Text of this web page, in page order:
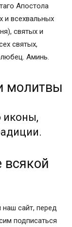
Апостола
и всехвальных
святых и
святых,
Аминь.
молитвы
иконы,
всякой
наш сайт, перед
подписаться